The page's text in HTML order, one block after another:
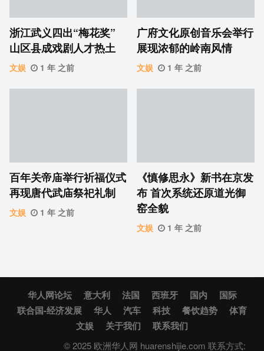
浙江武义四出“梅花奖”
山区县成戏剧人才热土
文娱 1 年 之前
广府文化原创音乐会举行
展现浓郁的岭南风情
文娱 1 年 之前
百年关帝庙举行祈福仪式
再现唐代武庙祭祀礼制
文娱 1 年 之前
《慎修思永》新书在京发
布 首次系统还原道光御
窑全貌
文娱 1 年 之前
华人网论坛 意大利 法国 西班牙 国内
国际
联合国-经济发展
华人 汽车 科技 餐饮趋势
体育
文娱
关于我们 联系我们
© 2025 欧洲华人网 huarenshijie.com 联系方式: